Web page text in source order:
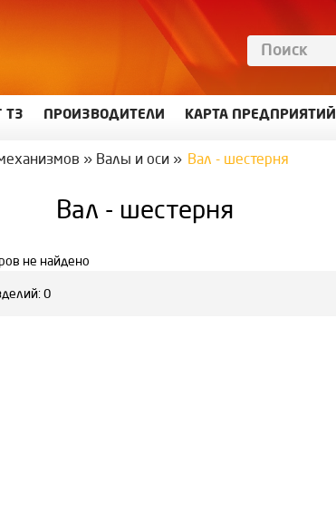
ТЗ ПРОИЗВОДИТЕЛИ КАРТА ПРЕДПРИЯТИЙ
» Валы и оси » Вал - шестерня
Вал - шестерня
не найдено
0